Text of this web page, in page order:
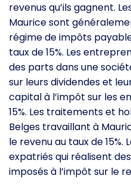
revenus qu’ils gagnent.
Maurice sont
régime de impôts
taux de 15%. Les
des parts dans une
sur leurs dividendes et
capital à l’impôt sur les
15%. Les traitements et
Belges travaillant à
le revenu au taux de 15%.
expatriés qui réalisent
imposés à l’impôt sur le